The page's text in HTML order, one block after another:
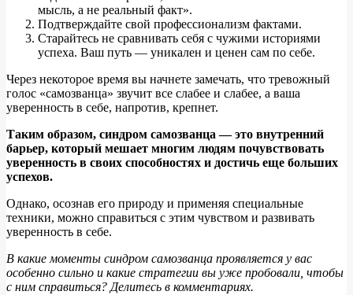
мысль, а не реальный факт».
Подтверждайте свой профессионализм фактами.
Старайтесь не сравнивать себя с чужими историями
успеха. Ваш путь — уникален и ценен сам по себе.
Через некоторое время вы начнете замечать, что тревожный
голос «самозванца» звучит все слабее и слабее, а ваша
уверенность в себе, напротив, крепнет.
Таким образом, синдром самозванца — это внутренний
барьер, который мешает многим людям почувствовать
уверенность в своих способностях и достичь еще больших
успехов.
Однако, осознав его природу и применяя специальные
техники, можно справиться с этим чувством и развивать
уверенность в себе.
В какие моменты синдром самозванца проявляется у вас
особенно сильно и какие стратегии вы уже пробовали, чтобы
с ним справиться? Делитесь в комментариях.